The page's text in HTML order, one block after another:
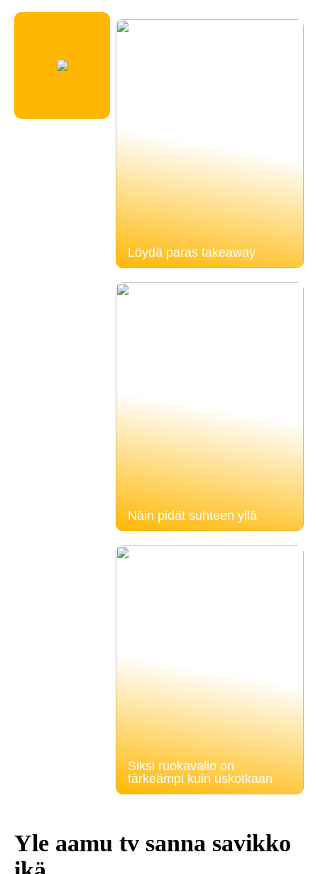
Löydä paras takeaway
Näin pidät suhteen yllä
Siksi ruokavalio on
tärkeämpi kuin uskotkaan
Yle aamu tv sanna savikko